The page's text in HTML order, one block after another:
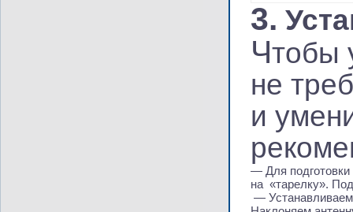
3.
Чтобы
не
и
— Для подготовки
на «тарелку».
—